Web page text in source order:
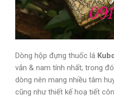
Dòng hộp đựng thuốc lá
vắn & nam tính nhất; trong
dòng nên mang nhiều tâm
cũng như thiết kế hoạ tiết